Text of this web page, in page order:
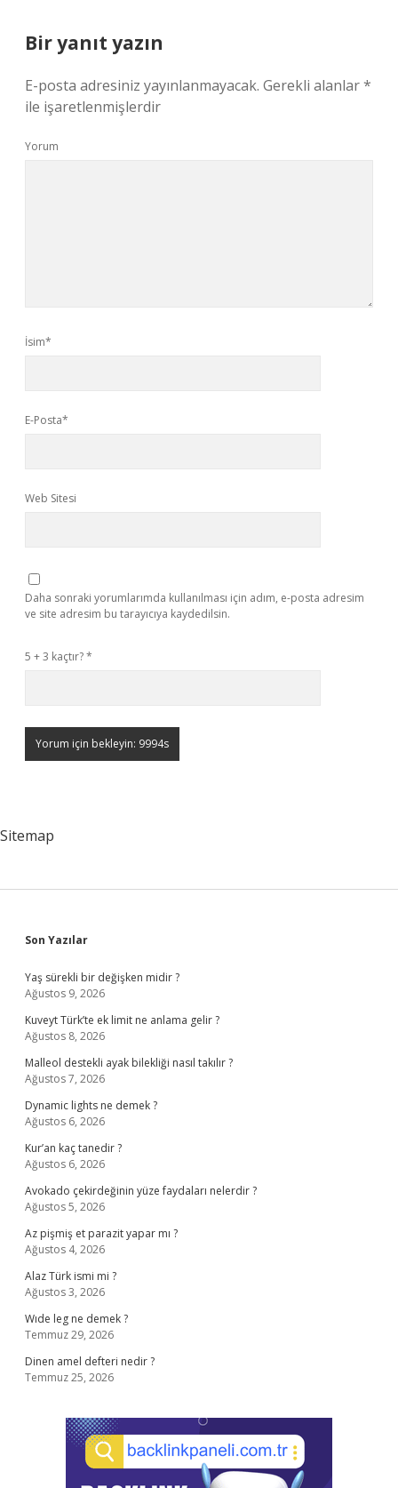
Bir yanıt yazın
E-posta adresiniz yayınlanmayacak. Gerekli alanlar*
ile işaretlenmişlerdir
Yorum
İsim*
E-Posta*
Web Sitesi
Daha sonraki yorumlarımda kullanılması için adım, e-posta adresim
ve site adresim bu tarayıcıya kaydedilsin.
5 + 3 kaçtır?*
Sitemap
Sidebar
Son Yazılar
Yaş sürekli bir değişken midir ?
Ağustos 9, 2026
Kuveyt Türk’te ek limit ne anlama gelir ?
Ağustos 8, 2026
Malleol destekli ayak bilekliği nasıl takılır ?
Ağustos 7, 2026
Dynamic lights ne demek ?
Ağustos 6, 2026
Kur’an kaç tanedir ?
Ağustos 6, 2026
Avokado çekirdeğinin yüze faydaları nelerdir ?
Ağustos 5, 2026
Az pişmiş et parazit yapar mı ?
Ağustos 4, 2026
Alaz Türk ismi mi ?
Ağustos 3, 2026
Wıde leg ne demek ?
Temmuz 29, 2026
Dinen amel defteri nedir ?
Temmuz 25, 2026